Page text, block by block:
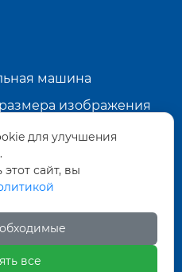
машина
изображения
2, Даляньская зона
развития,
для улучшения
сайт, вы
все